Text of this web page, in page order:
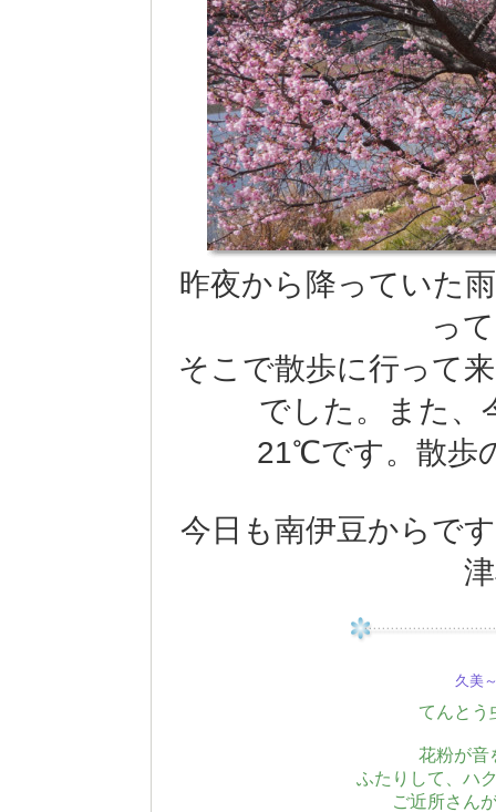
昨夜から降っていた
っ
そこで散歩に行って
でした。また、
21℃です。散歩
今日も南伊豆からで
久美
てんと
花粉が音
ふたりして、ハ
ご近所さん